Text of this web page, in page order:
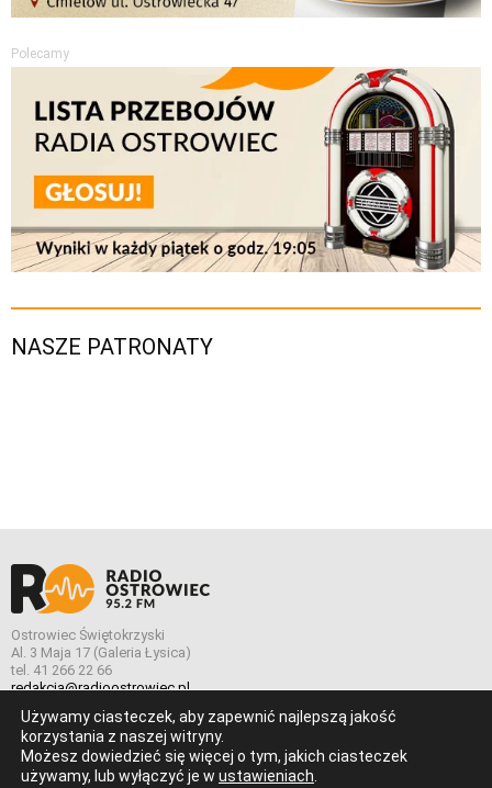
Polecamy
NASZE PATRONATY
Ostrowiec Świętokrzyski
Al. 3 Maja 17 (Galeria Łysica)
tel. 41 266 22 66
redakcja@radioostrowiec.pl
© Wszelkie prawa zastrzeżone. Radio Ostrowiec 2026 Radio
Używamy ciasteczek, aby zapewnić najlepszą jakość
korzystania z naszej witryny.
Możesz dowiedzieć się więcej o tym, jakich ciasteczek
używamy, lub wyłączyć je w ustawieniach